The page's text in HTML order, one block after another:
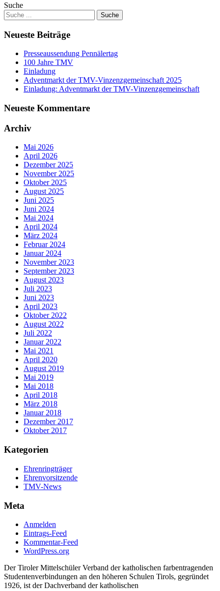
Suche
Neueste Beiträge
Presseaussendung Pennälertag
100 Jahre TMV
Einladung
Adventmarkt der TMV-Vinzenzgemeinschaft 2025
Einladung: Adventmarkt der TMV-Vinzenzgemeinschaft
Neueste Kommentare
Archiv
Mai 2026
April 2026
Dezember 2025
November 2025
Oktober 2025
August 2025
Juni 2025
Juni 2024
Mai 2024
April 2024
März 2024
Februar 2024
Januar 2024
November 2023
September 2023
August 2023
Juli 2023
Juni 2023
April 2023
Oktober 2022
August 2022
Juli 2022
Januar 2022
Mai 2021
April 2020
August 2019
Mai 2019
Mai 2018
April 2018
März 2018
Januar 2018
Dezember 2017
Oktober 2017
Kategorien
Ehrenringträger
Ehrenvorsitzende
TMV-News
Meta
Anmelden
Eintrags-Feed
Kommentar-Feed
WordPress.org
Der Tiroler Mittelschüler Verband der katholischen farbentragenden
Studentenverbindungen an den höheren Schulen Tirols, gegründet
1926, ist der Dachverband der katholischen